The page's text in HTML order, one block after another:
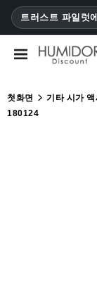
트러스트 파일럿
CATEGORY
휴
첫화면 기타 시가 액
180124